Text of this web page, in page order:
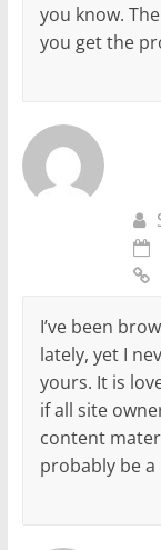
you know.
you get the
I’ve been
lately, yet I
yours. It is
if all site
content
probably be